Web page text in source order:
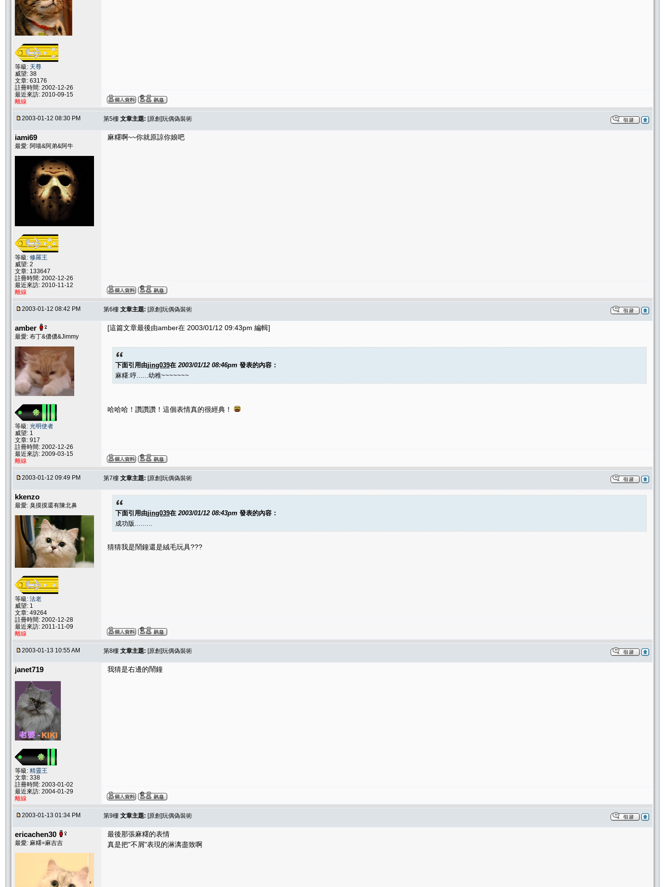
等級: 天尊
威望: 38
文章: 63176
註冊時間: 2002-12-26
最近來訪: 2010-09-15
離線
2003-01-12 08:30 PM 第5樓 文章主題: [原創]玩偶偽裝術
iami69
最愛: 阿喵&阿弟&阿牛
等級: 修羅王
威望: 2
文章: 133647
註冊時間: 2002-12-26
最近來訪: 2010-11-12
離線
麻糬啊~~你就原諒你娘吧
2003-01-12 08:42 PM 第6樓 文章主題: [原創]玩偶偽裝術
amber
最愛: 布丁&儂儂&Jimmy
等級: 光明使者
威望: 1
文章: 917
註冊時間: 2002-12-26
最近來訪: 2009-03-15
離線
[這篇文章最後由amber在 2003/01/12 09:43pm 編輯]
下面引用由jing039在 2003/01/12 08:46pm 發表的內容：
麻糬:哼......幼稚~~~~~~~
哈哈哈！讚讚讚！這個表情真的很經典！
2003-01-12 09:49 PM 第7樓 文章主題: [原創]玩偶偽裝術
kkenzo
最愛: 臭摸摸還有陳北鼻
等級: 法老
威望: 1
文章: 49264
註冊時間: 2002-12-28
最近來訪: 2011-11-09
離線
下面引用由jing039在 2003/01/12 08:43pm 發表的內容：
成功版.........
猜猜我是鬧鐘還是絨毛玩具???
2003-01-13 10:55 AM 第8樓 文章主題: [原創]玩偶偽裝術
janet719
等級: 精靈王
文章: 338
註冊時間: 2003-01-02
最近來訪: 2004-01-29
離線
我猜是右邊的鬧鐘
2003-01-13 01:34 PM 第9樓 文章主題: [原創]玩偶偽裝術
ericachen30
最愛: 麻糬=麻吉吉
最後那張麻糬的表情
真是把"不屑"表現的淋漓盡致啊